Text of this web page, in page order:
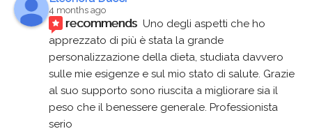
4 months ago
recommends Uno degli aspetti che ho
apprezzato di più è stata la grande
personalizzazione della dieta, studiata davvero
sulle mie esigenze e sul mio stato di salute. Grazie
al suo supporto sono riuscita a migliorare sia il
peso che il benessere generale. Professionista
serio